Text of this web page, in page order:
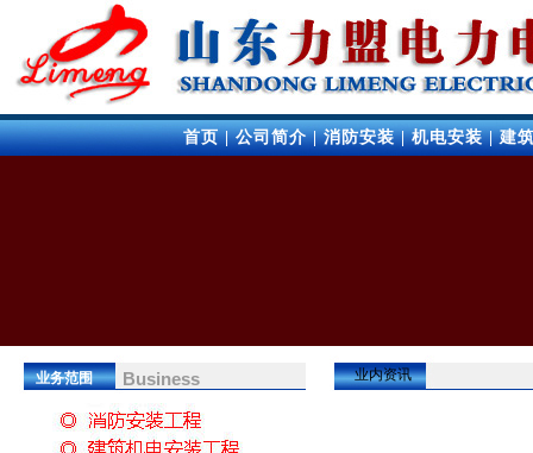
首页|公司简介|消防安装|机电安装|建
业务范围 Business 业内资讯